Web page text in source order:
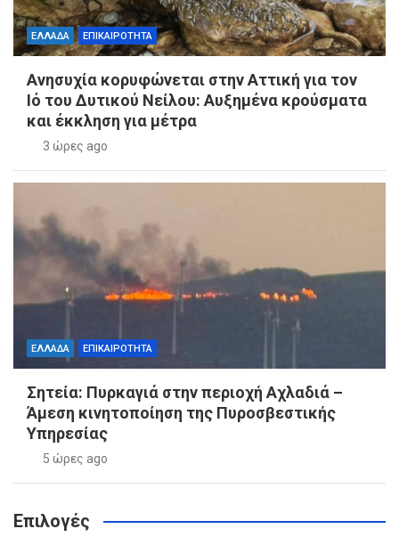
ΕΛΛΑΔΑ ΕΠΙΚΑΙΡΟΤΗΤΑ
Ανησυχία κορυφώνεται στην Αττική για τον
Ιό του Δυτικού Νείλου: Αυξημένα κρούσματα
και έκκληση για μέτρα
3 ώρες ago
ΕΛΛΑΔΑ ΕΠΙΚΑΙΡΟΤΗΤΑ
Σητεία: Πυρκαγιά στην περιοχή Αχλαδιά –
Άμεση κινητοποίηση της Πυροσβεστικής
Υπηρεσίας
5 ώρες ago
Επιλογές